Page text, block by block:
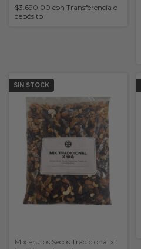
$3.690,00 con Transferencia o
depósito
SIN STOCK
Mix Frutos Secos Tradicional x 1